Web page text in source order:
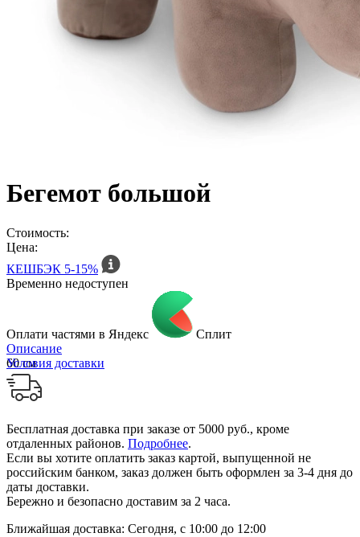
Бегемот большой
Стоимость:
Цена:
КЕШБЭК 5-15%
Временно недоступен
Оплати частями в Яндекс
Сплит
Описание
60 см
Условия доставки
Бесплатная доставка при заказе от 5000 руб., кроме
отдаленных районов. Подробнее.
Если вы хотите оплатить заказ картой, выпущенной не
российским банком, заказ должен быть оформлен за 3-4 дня до
даты доставки.
Бережно и безопасно доставим за 2 часа.
Ближайшая доставка: Сегодня, с 10:00 до 12:00